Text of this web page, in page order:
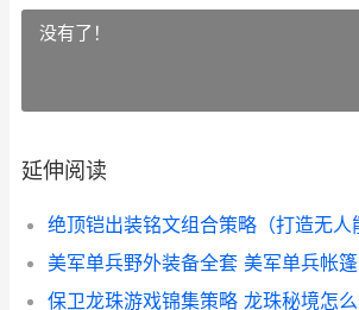
没有了！
延伸阅读
美军单兵野外装备全套 美军单兵帐篷